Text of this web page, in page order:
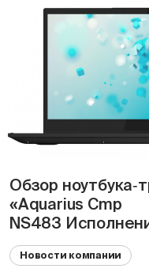
Обзор
«Aquarius Cmp
NS483
Новости компании